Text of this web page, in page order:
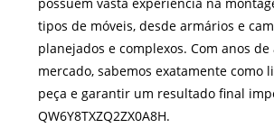
tipos de móveis, desde armários e
planejados e complexos. Com anos
mercado, sabemos exatamente como
peça e garantir um resultado final
QW6Y8TXZQ2ZX0A8H.